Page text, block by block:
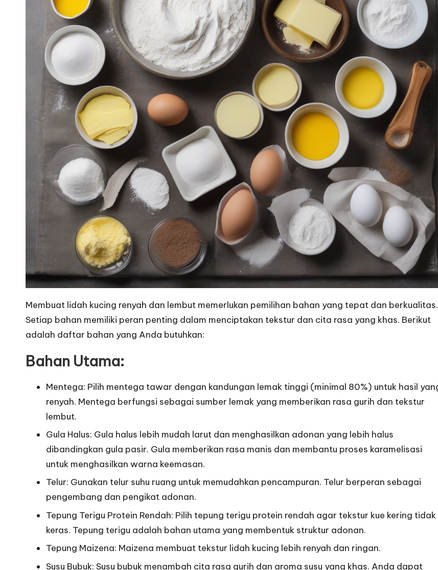
Membuat lidah kucing renyah dan lembut memerlukan pemilihan bahan yang tepat dan berkualitas.
Setiap bahan memiliki peran penting dalam menciptakan tekstur dan cita rasa yang khas. Berikut
adalah daftar bahan yang Anda butuhkan:
Bahan Utama:
Mentega: Pilih mentega tawar dengan kandungan lemak tinggi (minimal 80%) untuk hasil
renyah. Mentega berfungsi sebagai sumber lemak yang memberikan rasa gurih dan tekstur
lembut.
Gula Halus: Gula halus lebih mudah larut dan menghasilkan adonan yang lebih halus
dibandingkan gula pasir. Gula memberikan rasa manis dan membantu proses karamelisasi
untuk menghasilkan warna keemasan.
Telur: Gunakan telur suhu ruang untuk memudahkan pencampuran. Telur berperan sebagai
pengembang dan pengikat adonan.
Tepung Terigu Protein Rendah: Pilih tepung terigu protein rendah agar tekstur kue kering tidak
keras. Tepung terigu adalah bahan utama yang membentuk struktur adonan.
Tepung Maizena: Maizena membuat tekstur lidah kucing lebih renyah dan ringan.
Susu Bubuk: Susu bubuk menambah cita rasa gurih dan aroma susu yang khas. Anda dapat